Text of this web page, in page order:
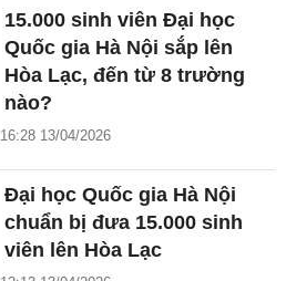
15.000 sinh viên Đại học
Quốc gia Hà Nội sắp lên
Hòa Lạc, đến từ 8 trường
nào?
16:28 13/04/2026
Đại học Quốc gia Hà Nội
chuẩn bị đưa 15.000 sinh
viên lên Hòa Lạc